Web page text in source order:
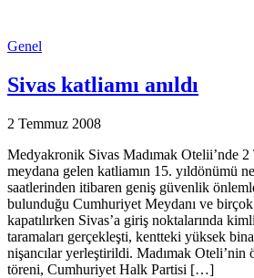
Genel
Sivas katliamı anıldı
2 Temmuz 2008
Medyakronik Sivas Madımak Otelii’nde 2
meydana gelen katliamın 15. yıldönümü
saatlerinden itibaren geniş güvenlik
bulunduğu Cumhuriyet Meydanı ve
kapatılırken Sivas’a giriş noktalarında
taramaları gerçekleşti, kentteki yüksek
nişancılar yerleştirildi. Madımak Oteli’nin
töreni, Cumhuriyet Halk Partisi […]